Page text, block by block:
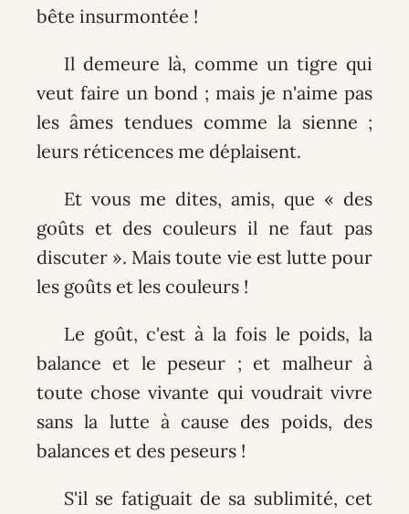
bête insurmontée !
Il demeure là, comme un tigre qui
veut faire un bond ; mais je n'aime pas
les âmes tendues comme la sienne ;
leurs réticences me déplaisent.
Et vous me dites, amis, que « des
goûts et des couleurs il ne faut pas
discuter ». Mais toute vie est lutte pour
les goûts et les couleurs !
Le goût, c'est à la fois le poids, la
balance et le peseur ; et malheur à
toute chose vivante qui voudrait vivre
sans la lutte à cause des poids, des
balances et des peseurs !
S'il se fatiguait de sa sublimité, cet